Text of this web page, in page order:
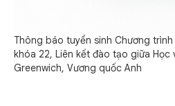
Thông báo tuyển sinh Chương
khóa 22, Liên kết đào tạo giữa Học
Greenwich, Vương quốc Anh